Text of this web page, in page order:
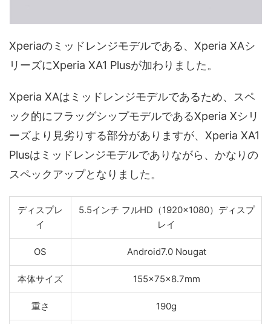
Xperiaのミッドレンジモデルである、Xperia XAシ
リーズにXperia XA1 Plusが加わりました。
Xperia XAはミッドレンジモデルであるため、スペ
ック的にフラッグシップモデルであるXperia Xシリ
ーズより見劣りする部分がありますが、Xperia XA1
Plusはミッドレンジモデルでありながら、かなりの
スペックアップとなりました。
ディスプレ
イ
5.5インチ フルHD（1920×1080）ディスプ
レイ
OS Android7.0 Nougat
本体サイズ 155×75×8.7mm
重さ 190g